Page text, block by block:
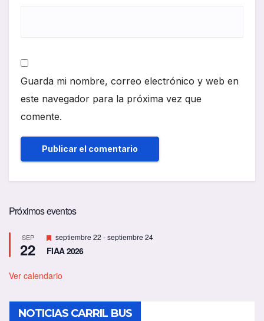
Guarda mi nombre, correo electrónico y web en
este navegador para la próxima vez que
comente.
Próximos eventos
SEP
22
D
e
s
a
d
o
septiembre 22 -septiembre 24
FIAA 2026
Ver calendario
NOTICIAS CARRIL BUS